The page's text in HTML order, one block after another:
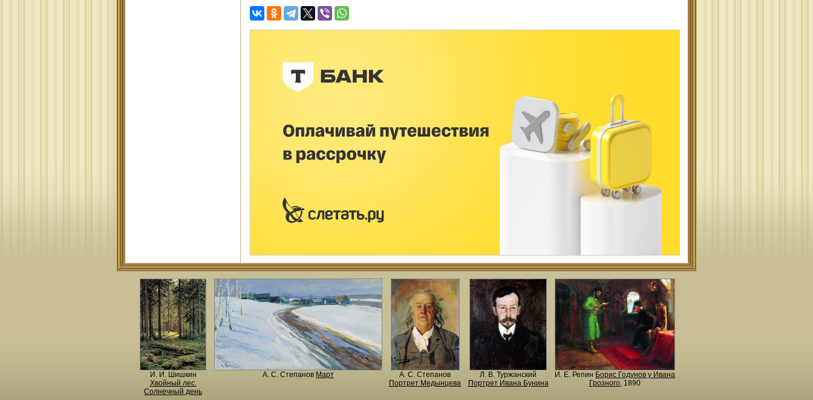
И. И. Шишкин
Хвойный лес.
Солнечный день
А. С. Степанов Март
А. С. Степанов
Портрет Медынцева
Л. В. Туржанский
Портрет Ивана Бунина
И. Е. Репин Борис Годунов у Ивана
Грозного, 1890